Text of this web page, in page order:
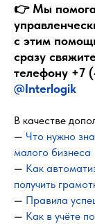
👉 Мы
с этим
сразу
телефону +7
@Interlogik
В качестве
— Что нужно
малого бизнеса
— Как
получить
— Правила
— Как в учёте